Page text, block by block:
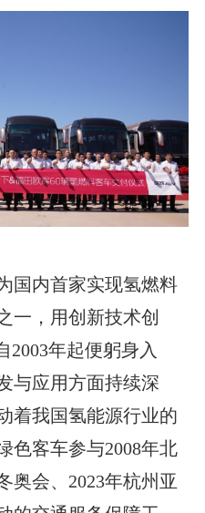
国内首家实现氢燃料
一，用创新技术创
2003年起便躬身入
与应用方面持续深
着我国氢能源行业的
色客车参与2008年北
奥会、2023年杭州亚